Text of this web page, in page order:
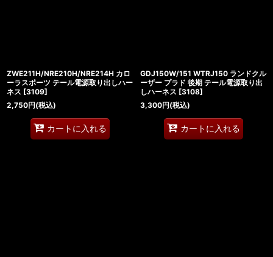
ZWE211H/NRE210H/NRE214H カロ
ーラスポーツ テール電源取り出しハー
ネス [3109]
2,750円(税込)
カートに入れる
GDJ150W/151 WTRJ150 ランドクル
ーザー プラド 後期 テール電源取り出
しハーネス [3108]
3,300円(税込)
カートに入れる